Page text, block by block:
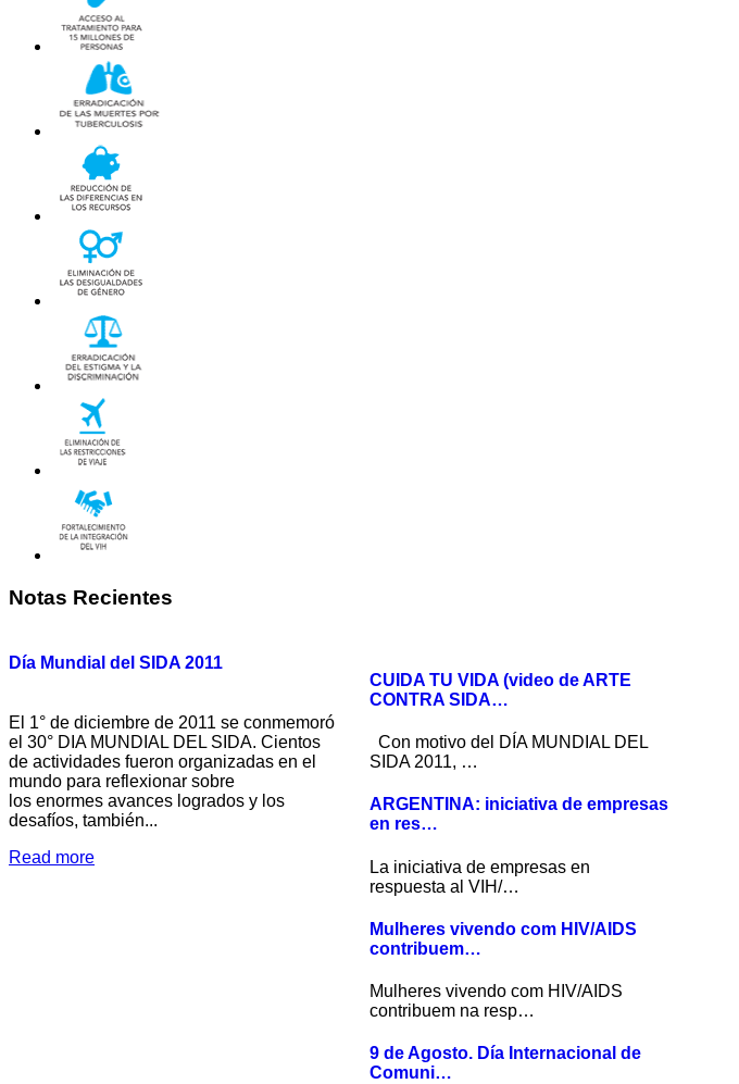
Notas Recientes
Día Mundial del SIDA 2011
El 1° de diciembre de 2011 se conmemoró
el 30° DIA MUNDIAL DEL SIDA. Cientos
de actividades fueron organizadas en el
mundo para reflexionar sobre
los enormes avances logrados y los
desafíos, también...
Read more
CUIDA TU VIDA (video de ARTE
CONTRA SIDA…
Con motivo del DÍA MUNDIAL DEL
SIDA 2011, …
ARGENTINA: iniciativa de empresas
en res…
La iniciativa de empresas en
respuesta al VIH/…
Mulheres vivendo com HIV/AIDS
contribuem…
Mulheres vivendo com HIV/AIDS
contribuem na resp…
9 de Agosto. Día Internacional de
Comuni…